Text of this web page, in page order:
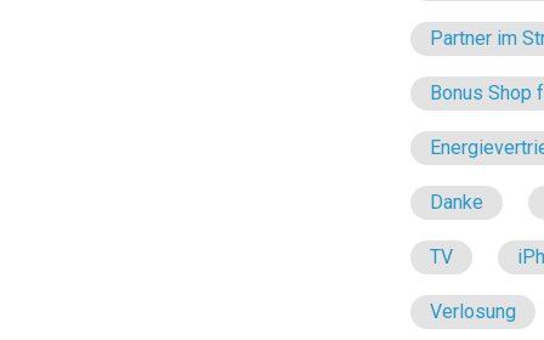
Partner im
Bonus Shop
Danke
TV
Verlosung